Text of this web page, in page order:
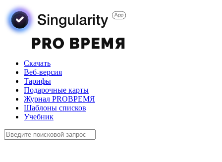
Скачать
Веб-версия
Тарифы
Подарочные карты
Журнал PROВРЕМЯ
Шаблоны списков
Учебник